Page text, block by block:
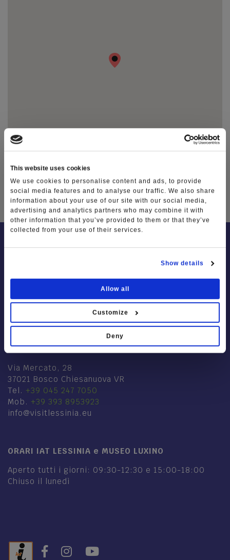
This website uses cookies
We use cookies to personalise content and ads, to provide
social media features and to analyse our traffic. We also share
information about your use of our site with our social media,
advertising and analytics partners who may combine it with
other information that you’ve provided to them or that they’ve
collected from your use of their services.
Show details
Allow all
Customize
Deny
TAG
IAT LESSINIA
Via Mercato, 28
37021 Bosco Chiesanuova VR
Tel. +39 045 247 7050
Mob. +39 393 8953923
info@visitlessinia.eu
ORARI IAT LESSINIA e MUSEO LUXINO
Aperto tutti i giorni: 09:30-12:30 e 15:00-18:00
Chiuso il lunedì